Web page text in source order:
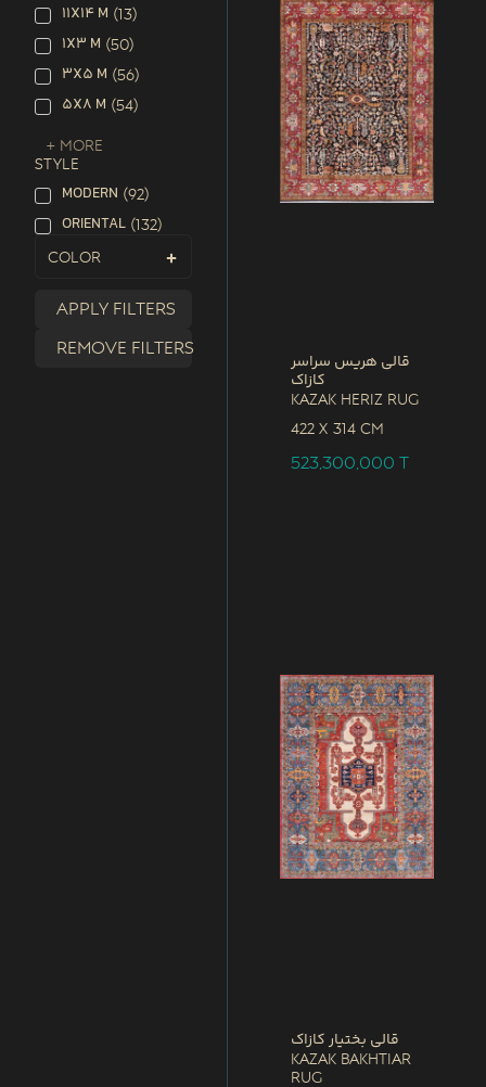
11X14 M (13)
1X3 M (50)
3X5 M (56)
5X8 M (54)
+ More
STYLE
MODERN (92)
ORIENTAL (132)
Color
Apply filters
Remove filters
قالی هریس سراسر
کازاک
Kazak Heriz Rug
422 x 314 CM
523,300,000T
قالی بختیار کازاک
Kazak Bakhtiar
Rug